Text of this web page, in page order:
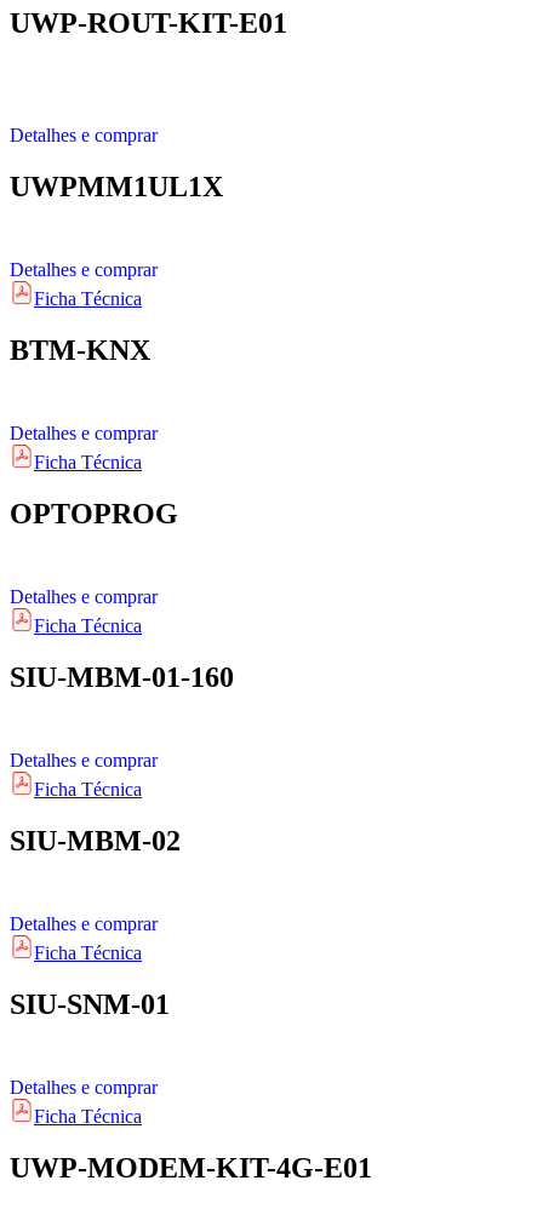
UWP-ROUT-KIT-E01
Detalhes e comprar
UWPMM1UL1X
Detalhes e comprar
Ficha Técnica
BTM-KNX
Detalhes e comprar
Ficha Técnica
OPTOPROG
Detalhes e comprar
Ficha Técnica
SIU-MBM-01-160
Detalhes e comprar
Ficha Técnica
SIU-MBM-02
Detalhes e comprar
Ficha Técnica
SIU-SNM-01
Detalhes e comprar
Ficha Técnica
UWP-MODEM-KIT-4G-E01